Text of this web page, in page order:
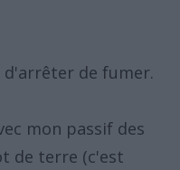
d'arrêter de fumer.
mon passif des
de terre (c'est